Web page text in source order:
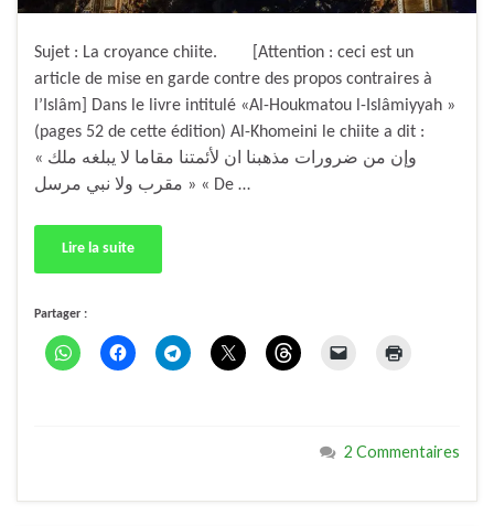
Sujet : La croyance chiite. [Attention : ceci est un
article de mise en garde contre des propos contraires à
l’Islâm] Dans le livre intitulé «Al-Houkmatou l-Islâmiyyah »
(pages 52 de cette édition) Al-Khomeini le chiite a dit :
« وإن من ضرورات مذهبنا ان لأئمتنا مقاما لا يبلغه ملك
مقرب ولا نبي مرسل » « De …
Lire la suite
Partager :
2 Commentaires